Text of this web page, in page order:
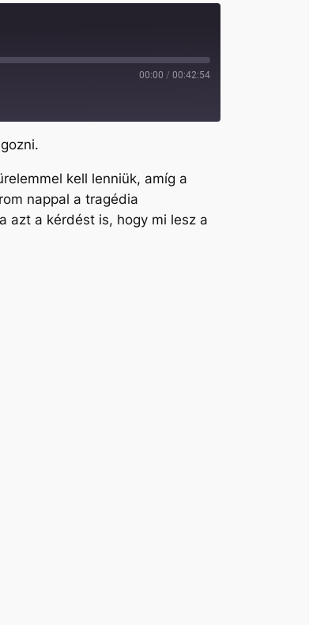
00:00 / 00:42:54
kell lenniük, amíg a
nappal a tragédia
azt a kérdést is, hogy mi lesz a